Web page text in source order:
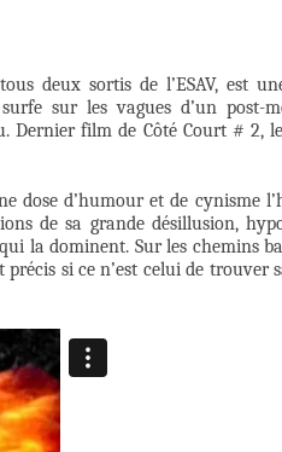
deux sortis de l’ESAV, est
sur les vagues d’un post-
Dernier film de Côté Court # 2,
dose d’humour et de cynisme
de sa grande désillusion,
la dominent. Sur les chemins
si ce n’est celui de trouver